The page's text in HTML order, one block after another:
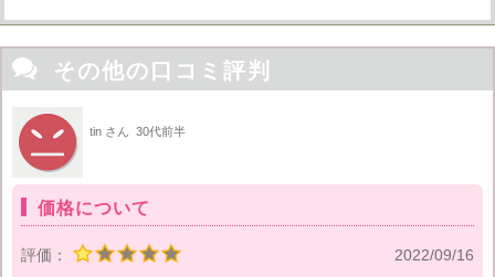
 その他の口コミ評判
tin さん 30代前半
価格について
評価：
2022/09/16